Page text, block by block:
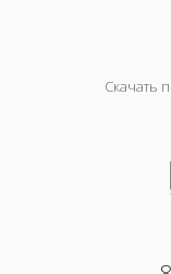
Скачать